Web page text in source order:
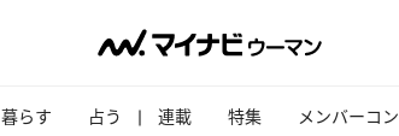
暮らす 占う 連載 特集 メンバーコ